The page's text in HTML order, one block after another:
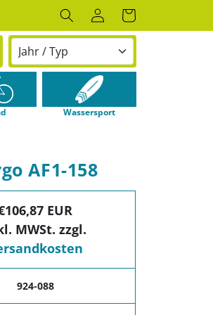
EinloggenWarenkorb
Wassersport
AF1-158
EUR
MWSt. zzgl.
924-088